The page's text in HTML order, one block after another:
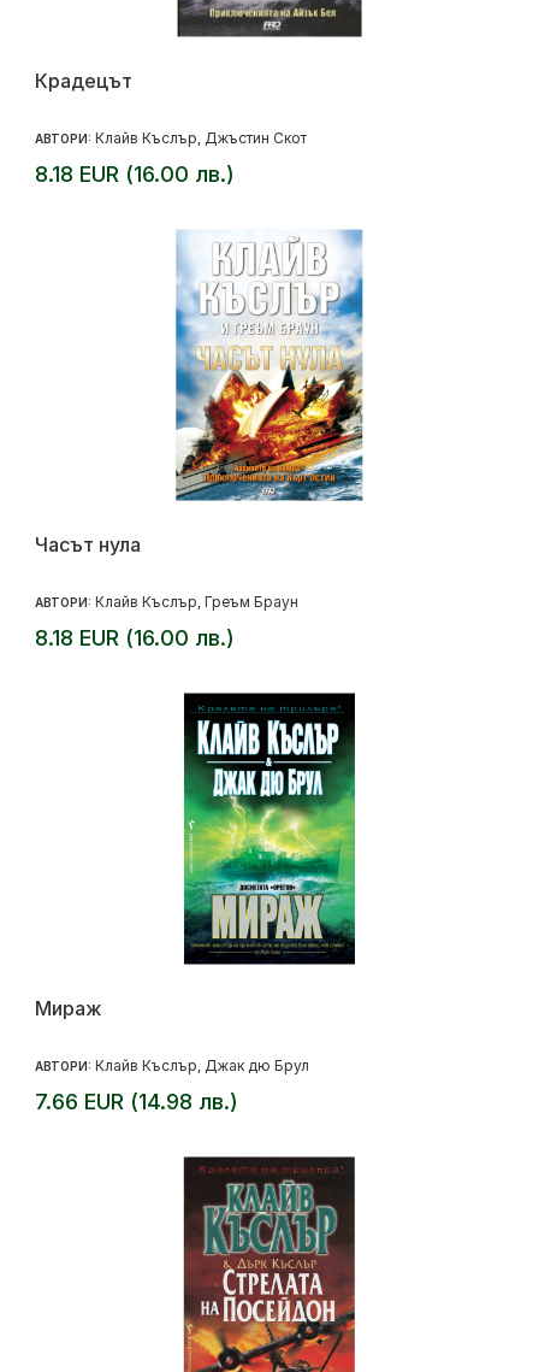
Крадецът
АВТОРИ: Клайв Къслър Джъстин Скот
8.18 EUR (16.00 лв.)
Часът нула
АВТОРИ: Клайв Къслър Греъм Браун
8.18 EUR (16.00 лв.)
Мираж
АВТОРИ: Клайв Къслър Джак дю Брул
7.66 EUR (14.98 лв.)